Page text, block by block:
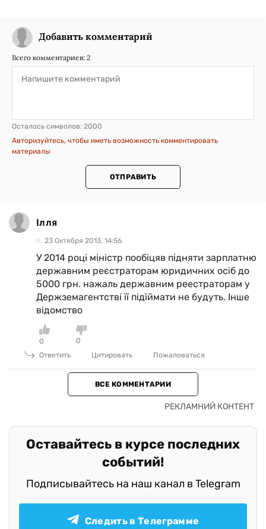
Добавить комментарий
Всего комментариев: 2
Осталось символов: 2000
Авторизуйтесь, чтобы иметь возможность комментировать
материалы
ОТПРАВИТЬ
Ілля
23 Октября 2013, 14:56
У 2014 році міністр пообіцяв підняти зарплатню
державним реєстраторам юридичних осіб до
5000 грн. нажаль державним реестраторам у
Держземагентстві її підіймати не будуть. Інше
відомство
0
0
Ответить
Цитировать Пожаловаться
ВСЕ КОММЕНТАРИИ
Оставайтесь в курсе последних
событий!
Подписывайтесь на наш канал в Telegram
Следить в Телеграмме